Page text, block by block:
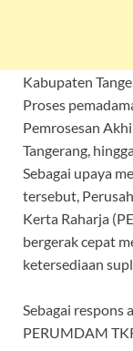
Kabupaten
Proses
Pemrosesan
Tangerang,
Sebagai upaya
tersebut,
Kerta Raharja
bergerak cepat
ketersediaan
Sebagai respons
PERUMDAM